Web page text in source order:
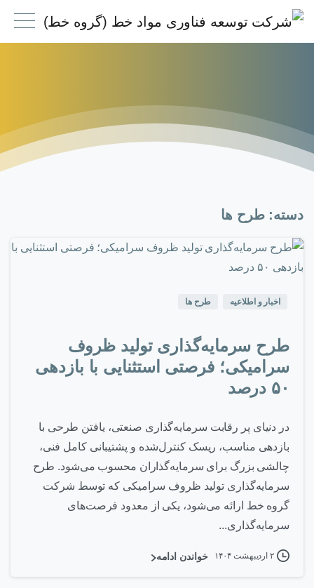
دسته:طرح ها
۰ -
اخبار و اطلاعیه طرح ها
طرح سرمایه‌گذاری تولید ظروف
سرامیکی؛ فرصتی استثنایی با بازدهی
۵۰ درصد
در دنیای پر رقابت سرمایه‌گذاری صنعتی، یافتن طرحی با
بازدهی مناسب، ریسک کنترل‌شده و پشتیبانی کامل فنی،
چالشی بزرگ برای سرمایه‌گذاران محسوب می‌شود. طرح
سرمایه‌گذاری تولید ظروف سرامیکی که توسط شرکت
گروه خط ارائه می‌شود، یکی از معدود فرصت‌های
سرمایه‌گذاری...
۲ اردیبهشت ۱۴۰۴ خواندن ادامه